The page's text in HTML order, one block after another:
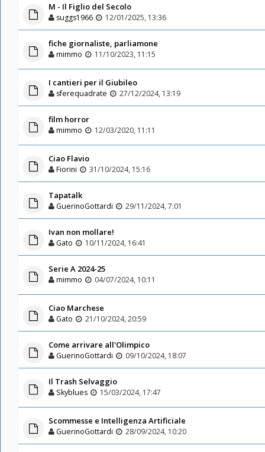
M - Il Figlio del Secolo
suggs1966 12/01/2025, 13:36
fiche giornaliste, parliamone
mimmo 11/10/2023, 11:15
I cantieri per il Giubileo
sferequadrate 27/12/2024, 13:19
film horror
mimmo 12/03/2020, 11:11
Ciao Flavio
Fiorini 31/10/2024, 15:16
Tapatalk
GuerinoGottardi 29/11/2024, 7:01
Ivan non mollare!
Gato 10/11/2024, 16:41
Serie A 2024-25
mimmo 04/07/2024, 10:11
Ciao Marchese
Gato 21/10/2024, 20:59
Come arrivare all'Olimpico
GuerinoGottardi 09/10/2024, 18:07
Il Trash Selvaggio
Skyblues 15/03/2024, 17:47
Scommesse e Intelligenza Artificiale
GuerinoGottardi 28/09/2024, 10:20